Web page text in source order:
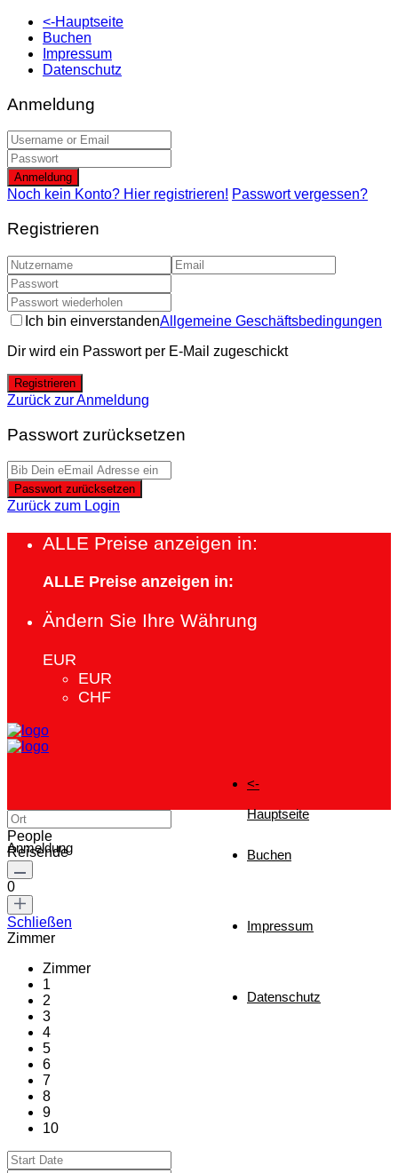
<-Hauptseite
Buchen
Impressum
Datenschutz
Anmeldung
Anmeldung
Noch kein Konto? Hier registrieren! Passwort vergessen?
Registrieren
Ich bin einverstandenAllgemeine Geschäftsbedingungen
Dir wird ein Passwort per E-Mail zugeschickt
Registrieren
Zurück zur Anmeldung
Passwort zurücksetzen
Passwort zurücksetzen
Zurück zum Login
ALLE Preise anzeigen in:
ALLE Preise anzeigen in:
Ändern Sie Ihre Währung
EUR
EUR
CHF
<-
Hauptseite
Buchen
Impressum
Datenschutz
Anmeldung
People
Reisende
0
Schließen
Zimmer
Zimmer
1
2
3
4
5
6
7
8
9
10